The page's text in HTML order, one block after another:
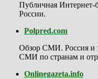
Публичная
России.
Polpred.com
Обзор СМИ. Россия и
СМИ по странам и
Onlinegazeta.info